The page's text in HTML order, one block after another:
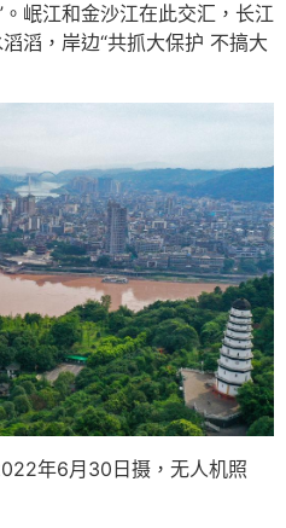
岷江和金沙江在此交汇，长江
滔，岸边“共抓大保护 不搞大
年6月30日摄，无人机照